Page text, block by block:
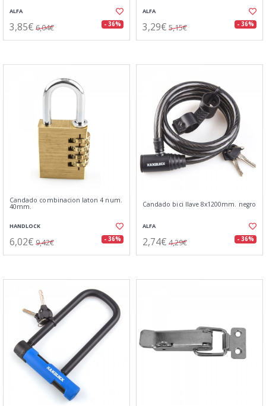
ALFA
3,85€ 6,04€ - 36%
ALFA
3,29€ 5,15€ - 36%
Candado combinacion laton 4 num.
40mm.
HANDLOCK
6,02€ 9,42€ - 36%
Candado bici llave 8x1200mm. negro
ALFA
2,74€ 4,29€ - 36%